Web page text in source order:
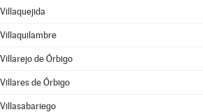
Villaquejida
Villaquilambre
Villarejo de Órbigo
Villares de Órbigo
Villasabariego